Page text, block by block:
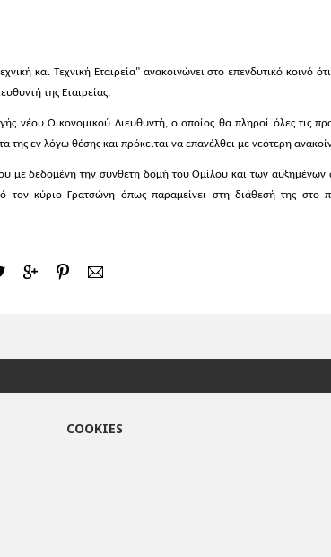
και Τεχνική Εταιρεία" ανακοινώνει στο επενδυτικό κοινό
της Εταιρείας.
νέου Οικονομικού Διευθυντή, ο οποίος θα πληροί όλες τις
της εν λόγω θέσης και πρόκειται να επανέλθει με νεότερη
με δεδομένη την σύνθετη δομή του Ομίλου και των αυξημένων
τον κύριο Γρατσώνη όπως παραμείνει στη διάθεσή της στο
COOKIES